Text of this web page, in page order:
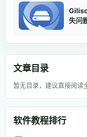
失问
文章目录
暂无目录，建议直接阅读
软件教程排行